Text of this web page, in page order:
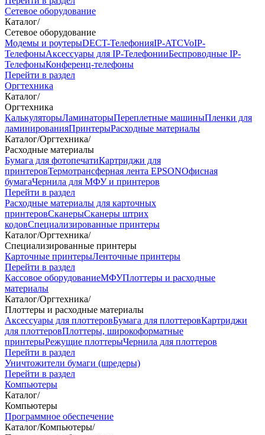
Сетевое оборудование
Каталог/
Сетевое оборудование
Модемы и роутерыDECT-ТелефонияIP-ATCVoIP-
ТелефоныАксессуары для IP-ТелефонииБеспроводные IP-
ТелефоныКонференц-телефоны
Перейти в раздел
Оргтехника
Каталог/
Оргтехника
КалькуляторыЛаминаторыПереплетные машиныПленки для
ламинированияПринтерыРасходные материалы
Каталог/Оргтехника/
Расходные материалы
Бумага для фотопечатиКартриджи для
принтеровТермотрансферная лента EPSONОфисная
бумагаЧернила для МФУ и принтеров
Перейти в раздел
Расходные материалы для карточных
принтеровСканерыСканеры штрих
кодовСпециализированные принтеры
Каталог/Оргтехника/
Специализированные принтеры
Карточные принтерыЛенточные принтеры
Перейти в раздел
Кассовое оборудованиеМФУПлоттеры и расходные
материалы
Каталог/Оргтехника/
Плоттеры и расходные материалы
Аксессуары для плоттеровБумага для плоттеровКартриджи
для плоттеровПлоттеры, широкоформатные
принтерыРежущие плоттерыЧернила для плоттеров
Перейти в раздел
Уничтожители бумаги (шредеры)
Перейти в раздел
Компьютеры
Каталог/
Компьютеры
Программное обеспечение
Каталог/Компьютеры/